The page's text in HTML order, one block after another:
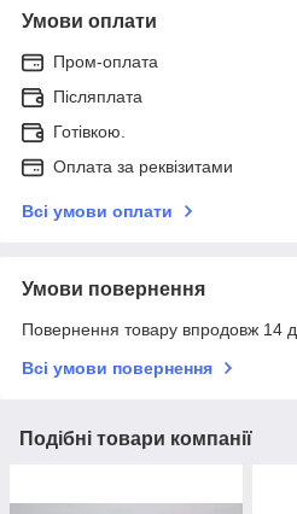
Умови оплати
Пром-оплата
Післяплата
Готівкою.
Оплата за реквізитами
Всі умови оплати
Умови повернення
Повернення товару впродовж 14
Всі умови повернення
Подібні товари компанії